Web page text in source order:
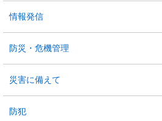
情報発信
防災・危機管理
災害に備えて
防犯